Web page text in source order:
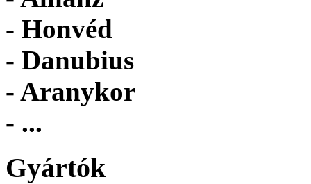
- Honvéd
- Danubius
- Aranykor
- ...
Gyártók